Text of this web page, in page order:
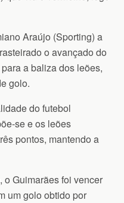
Araújo (Sporting) a
o avançado do
a baliza dos leões,
golo.
do futebol
se e os leões
pontos, mantendo a
o Guimarães foi vencer
um golo obtido por